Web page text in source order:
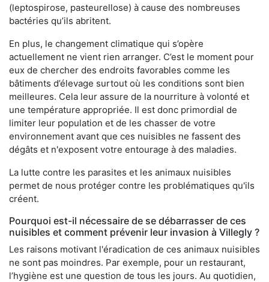
(leptospirose, pasteurellose) à cause des nombreuses
bactéries qu’ils abritent.
En plus, le changement climatique qui s’opère
actuellement ne vient rien arranger. C’est le moment pour
eux de chercher des endroits favorables comme les
bâtiments d’élevage surtout où les conditions sont bien
meilleures. Cela leur assure de la nourriture à volonté et
une température appropriée. Il est donc primordial de
limiter leur population et de les chasser de votre
environnement avant que ces nuisibles ne fassent des
dégâts et n'exposent votre entourage à des maladies.
La lutte contre les parasites et les animaux nuisibles
permet de nous protéger contre les problématiques qu'ils
créent.
Pourquoi est-il nécessaire de se débarrasser de ces
nuisibles et comment prévenir leur invasion à Villegly ?
Les raisons motivant l'éradication de ces animaux nuisibles
ne sont pas moindres. Par exemple, pour un restaurant,
l’hygiène est une question de tous les jours. Au quotidien,